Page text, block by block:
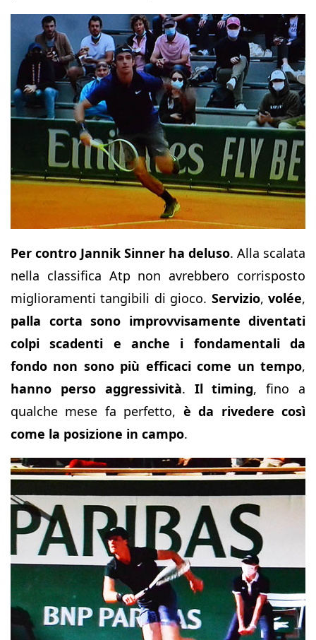
Per contro Jannik Sinner ha deluso. Alla scalata
nella classifica Atp non avrebbero corrisposto
miglioramenti tangibili di gioco. Servizio,volée,
palla corta sono improvvisamente diventati
colpi scadenti e anche i fondamentali da
fondo non sono più efficaci come un tempo,
hanno perso aggressività. Il timing, fino a
qualche mese fa perfetto, è da rivedere così
come la posizione in campo.